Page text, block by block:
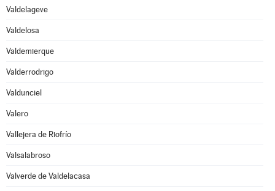
Valdelageve
Valdelosa
Valdemierque
Valderrodrigo
Valdunciel
Valero
Vallejera de Riofrío
Valsalabroso
Valverde de Valdelacasa